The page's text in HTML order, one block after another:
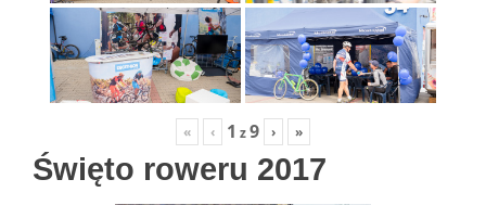
« ‹ 1 z9 › »
Święto roweru 2017